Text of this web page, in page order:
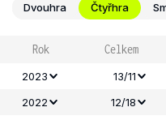
Dvouhra Čtyřhra
Rok Celkem
2023 13/11
2022
12/18